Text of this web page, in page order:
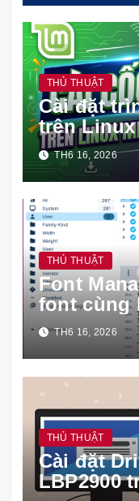
THỦ THUẬT
Cài đặt
trên Linux
TH6 16, 2026
THỦ THUẬT
Font
font cùng
TH6 16, 2026
THỦ THUẬT
Cài đặt
LBP2900